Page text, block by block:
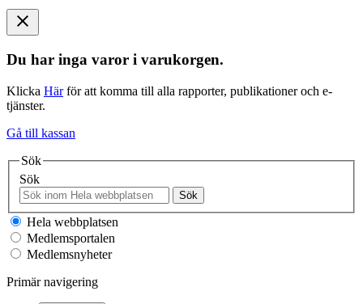
Du har inga varor i varukorgen.
Klicka Härför att komma till alla rapporter, publikationer och e-
tjänster.
Gå till kassan
Sök
Sök
Sök
Hela webbplatsen
Medlemsportalen
Medlemsnyheter
Primär navigering